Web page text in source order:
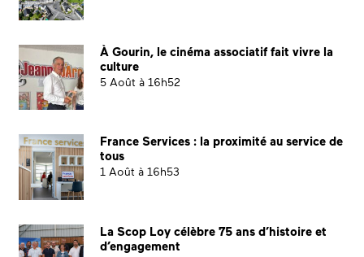
À Gourin, le cinéma associatif fait vivre la
culture
5 Août à 16h52
France Services : la proximité au service de
tous
1 Août à 16h53
La Scop Loy célèbre 75 ans d’histoire et
d’engagement